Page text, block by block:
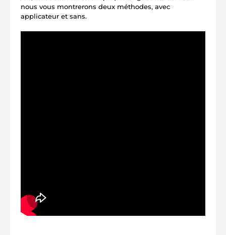
nous vous montrerons deux méthodes, avec
applicateur et sans.